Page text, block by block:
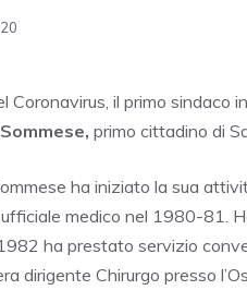
Coronavirus, il primo
primo cittadino di
ha iniziato la sua
medico nel 1980-81.
ha prestato servizio
dirigente Chirurgo presso